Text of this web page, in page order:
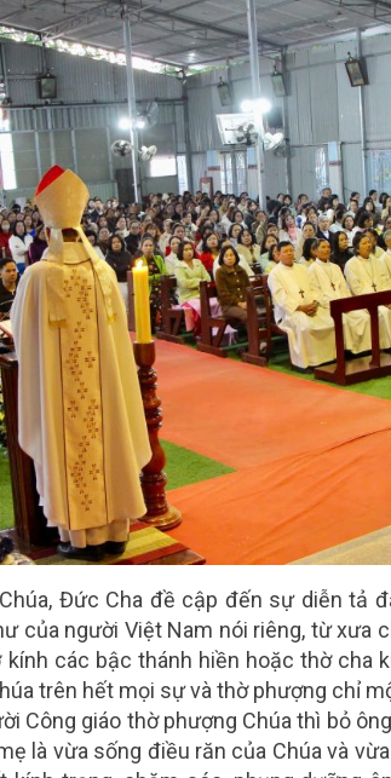
Đức Cha đề cập đến sự diễn tả
của người Việt Nam nói riêng, từ xưa
các bậc thánh hiền hoặc thờ cha
trên hết mọi sự và thờ phượng chỉ
Công giáo thờ phượng Chúa thì bỏ
là vừa sống điều răn của Chúa và